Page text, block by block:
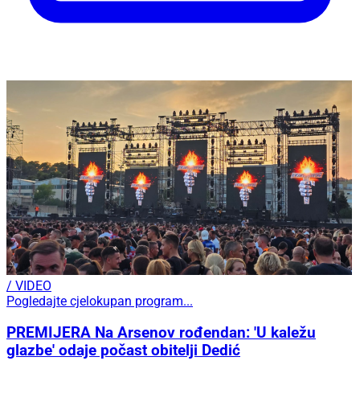
/ VIDEO
Pogledajte cjelokupan program...
PREMIJERA Na Arsenov rođendan: 'U kaležu
glazbe' odaje počast obitelji Dedić